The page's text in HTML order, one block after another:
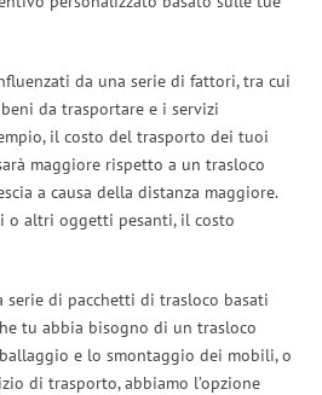
da una serie di fattori, tra cui
da trasportare e i servizi
il costo del trasporto dei tuoi
maggiore rispetto a un trasloco
a causa della distanza maggiore.
o altri oggetti pesanti, il costo
serie di pacchetti di trasloco basati
tu abbia bisogno di un trasloco
e lo smontaggio dei mobili, o
di trasporto, abbiamo l’opzione